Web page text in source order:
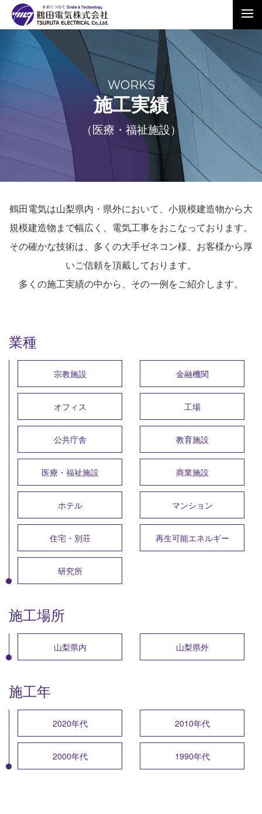
WORKS
施工実績
（医療・福祉施設）
鶴田電気は山梨県内・県外において、小規模建造物から大
規模建造物まで幅広く、電気工事をおこなっております。
その確かな技術は、多くの大手ゼネコン様、お客様から厚
いご信頼を頂戴しております。
多くの施工実績の中から、その一例をご紹介します。
業種
宗教施設 金融機関
オフィス 工場
公共庁舎 教育施設
医療・福祉施設 商業施設
ホテル マンション
住宅・別荘 再生可能エネルギー
研究所
施工場所
山梨県内 山梨県外
施工年
2020年代 2010年代
2000年代 1990年代